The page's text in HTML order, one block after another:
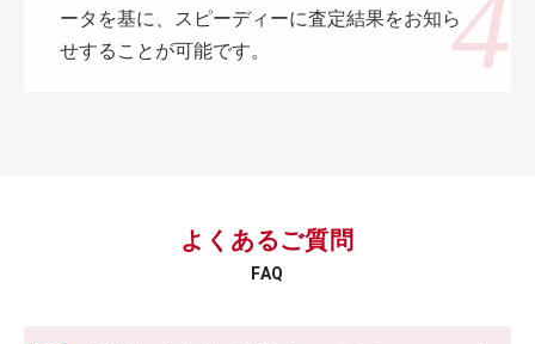
ータを基に、スピーディーに査定結果をお知ら
せすることが可能です。
よくあるご質問
FAQ